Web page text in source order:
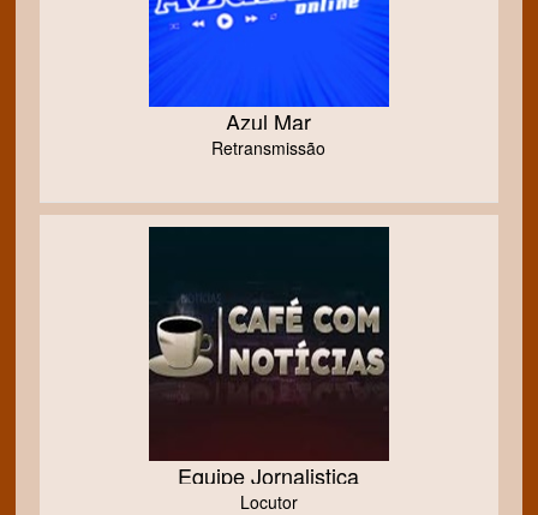
Azul Mar
Retransmissão
Equipe Jornalistica
Locutor